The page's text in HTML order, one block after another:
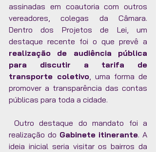
assinadas em coautoria com outros
vereadores, colegas da Câmara.
Dentro dos Projetos de Lei, um
realização de audiência pública
para discutir a tarifa de
transporte coletivo , uma forma de
promover a transparência das contas
públicas para toda a cidade.
realização do Gabinete itinerante. A
ideia inicial seria visitar os bairros da